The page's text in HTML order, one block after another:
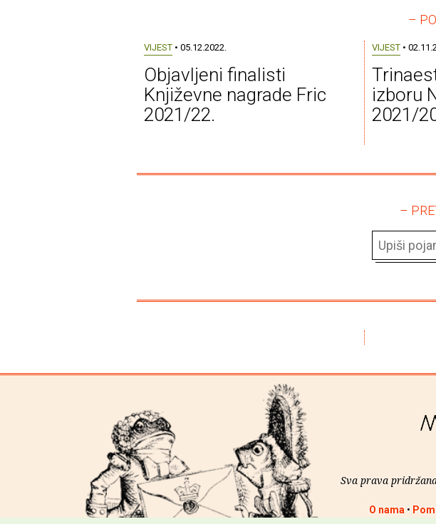
–
VIJEST• 05.12.2022.
Objavljeni finalisti
Književne nagrade Fric
2021/22.
VIJEST•
izboru
2021/
–
Sva prava
O nama •